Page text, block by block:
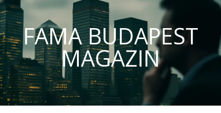
FAMA BUDAPEST
MAGAZIN